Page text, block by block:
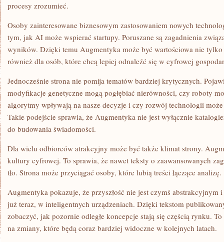
procesy zrozumieć.
Osoby zainteresowane biznesowym zastosowaniem nowych
tym, jak AI może wspierać startupy. Poruszane są zagadnienia
wyników. Dzięki temu Augmentyka może być wartościowa nie tylko
również dla osób, które chcą lepiej odnaleźć się w cyfrowej
Jednocześnie strona nie pomija tematów bardziej krytycznych.
modyfikacje genetyczne mogą pogłębiać nierówności, czy roboty
algorytmy wpływają na nasze decyzje i czy rozwój technologii
Takie podejście sprawia, że Augmentyka nie jest wyłącznie
do budowania świadomości.
Dla wielu odbiorców atrakcyjny może być także klimat strony.
kultury cyfrowej. To sprawia, że nawet teksty o zaawansowanych
tło. Strona może przyciągać osoby, które lubią treści łączące analizę.
Augmentyka pokazuje, że przyszłość nie jest czymś abstrakcyjnym i
już teraz, w inteligentnych urządzeniach. Dzięki tekstom
zobaczyć, jak pozornie odległe koncepcje stają się częścią rynku.
na zmiany, które będą coraz bardziej widoczne w kolejnych latach.